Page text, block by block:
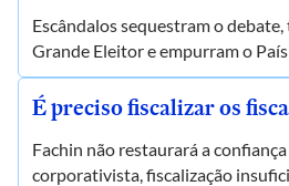
Escândalos sequestram o
Grande Eleitor e empurram o
É preciso fiscalizar os
Fachin não restaurará a
corporativista, fiscalização